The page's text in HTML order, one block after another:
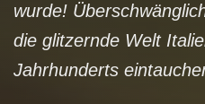
wurde!
die glitzernde Welt
Jahrhunderts